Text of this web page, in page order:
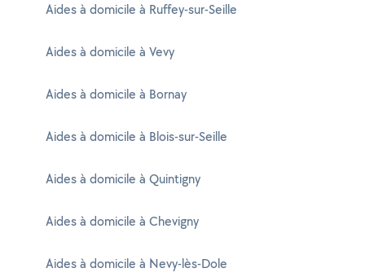
Aides à domicile à Ruffey-sur-Seille
Aides à domicile à Vevy
Aides à domicile à Bornay
Aides à domicile à Blois-sur-Seille
Aides à domicile à Quintigny
Aides à domicile à Chevigny
Aides à domicile à Nevy-lès-Dole